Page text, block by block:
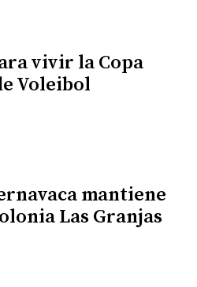
vivir la Copa
Voleibol
mantiene
Las Granjas